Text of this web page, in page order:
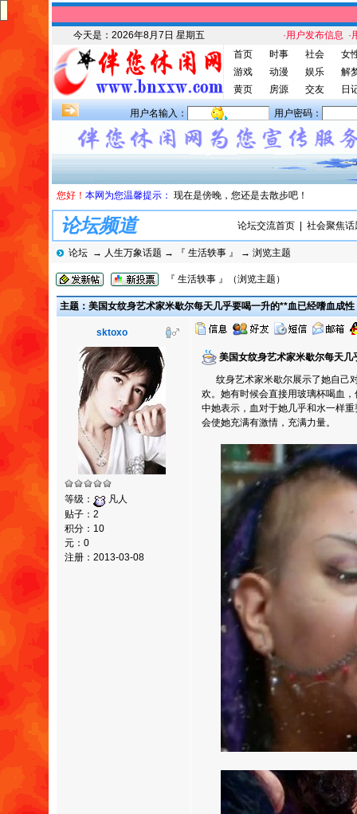
今天是： 2026年8月7日 星期五 ·用户发布信息 ·
首页
时事 社会
女
游戏
动漫 娱乐
解
黄页
房源 交友 日
用户名输入： 用户密码：
您好！ 本网为您温馨提示： 现在是傍晚，您还是去散步吧！
论坛频道 论坛交流首页| 社会聚焦话
论坛 → 人生万象话题 → 『 生活轶事 』 → 浏览主题
『 生活轶事 』（浏览主题）
主题：美国女纹身艺术家米歇尔每天几乎要喝一升的**血已经嗜血成性
sktoxo
等级：
凡人
贴子：2
积分：10
元：0
注册：2013-03-08
美国女纹身艺术家米歇尔每天
纹身艺术家米歇尔展示了她自己
欢。她有时候会直接用玻璃杯喝血
中她表示，血对于她几乎和水一样
会使她充满有激情，充满力量。